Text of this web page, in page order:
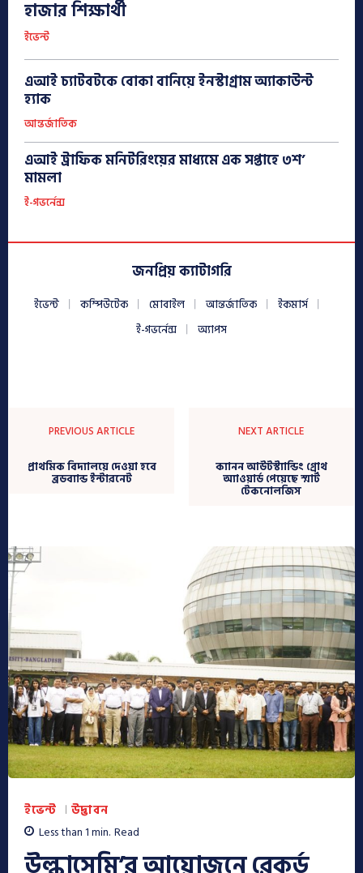
হাজার শিক্ষার্থী
ইভেন্ট
এআই চ্যাটবটকে বোকা বানিয়ে ইনস্টাগ্রাম অ্যাকাউন্ট
হ্যাক
আন্তর্জাতিক
এআই ট্রাফিক মনিটরিংয়ের মাধ্যমে এক সপ্তাহে ৩শ’
মামলা
ই-গভর্নেন্স
জনপ্রিয় ক্যাটাগরি
ইভেন্ট কম্পিউটেক মোবাইল আন্তর্জাতিক
ইকমার্স
ই-গভর্নেন্স
অ্যাপস
PREVIOUS ARTICLE
প্রাথমিক বিদ্যালয়ে দেওয়া হবে
ব্রডব্যান্ড ইন্টারনেট
NEXT ARTICLE
ক্যানন আউটস্ট্যান্ডিং গ্রোথ
অ্যাওয়ার্ড পেয়েছে স্মার্ট
টেকনোলজিস